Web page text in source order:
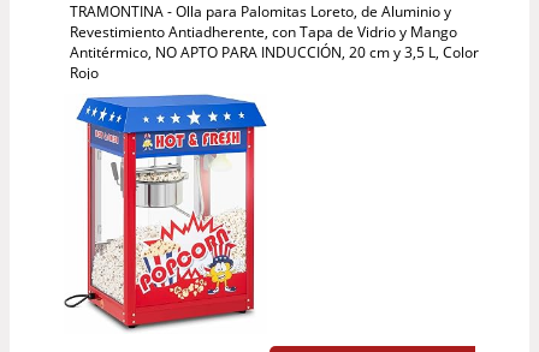
TRAMONTINA - Olla para Palomitas Loreto, de Aluminio y
Revestimiento Antiadherente, con Tapa de Vidrio y Mango
Antitérmico, NO APTO PARA INDUCCIÓN, 20 cm y 3,5 L, Color
Rojo